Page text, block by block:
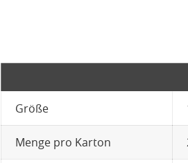
Größe
Menge pro Karton